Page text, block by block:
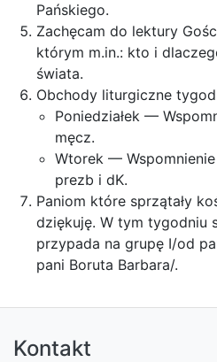
Pańskiego.
Zachęcam do lektury
którym m.in.: kto i
świata.
Obchody liturgiczne
Poniedziałek —
męcz.
Wtorek —
prezb i dK.
Paniom które sprzątały
dziękuję. W tym tygodniu
przypada na grupę I/od
pani Boruta Barbara/.
Kontakt